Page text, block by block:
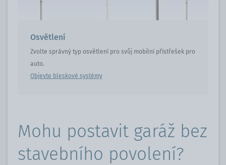
Osvětlení
Zvolte správný typ osvětlení pro svůj mobilní přístřešek pro
auto.
Objevte bleskové systémy
Mohu postavit garáž bez
stavebního povolení?